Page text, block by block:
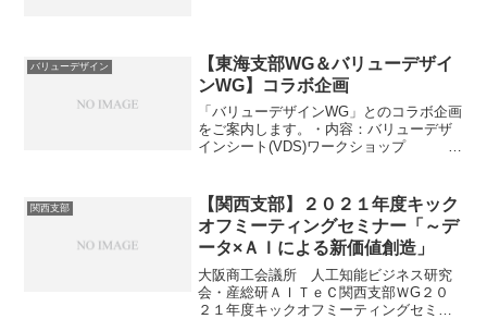
バリューデザイン
【東海支部WG＆バリューデザイ
ンWG】コラボ企画
「バリューデザインWG」とのコラボ企画
をご案内します。・内容：バリューデザ
インシート(VDS)ワークショップ
サブグループワーキング（SG）活動報告
と参加者に...
関西支部
【関西支部】２０２１年度キック
オフミーティングセミナー「～デ
ータ×ＡＩによる新価値創造」
大阪商工会議所 人工知能ビジネス研究
会・産総研ＡＩＴｅＣ関西支部ＷG２０
２１年度キックオフミーティングセミナ